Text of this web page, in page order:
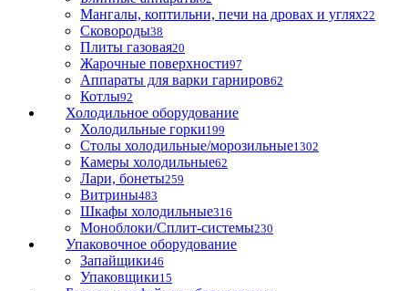
Мангалы, коптильни, печи на дровах и углях22
Сковороды38
Плиты газовая20
Жарочные поверхности97
Аппараты для варки гарниров62
Котлы92
Холодильное оборудование
Холодильные горки199
Столы холодильные/морозильные1302
Камеры холодильные62
Лари, бонеты259
Витрины483
Шкафы холодильные316
Моноблоки/Сплит-системы230
Упаковочное оборудование
Запайщики46
Упаковщики15